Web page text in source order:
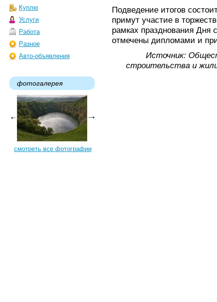
Куплю
Услуги
Работа
Разное
Авто-объявления
фотогалерея
смотреть все фотографии
Подведение итогов
примут участие в
рамках празднования Дня
отмечены дипломами и
Источник:
строительства и